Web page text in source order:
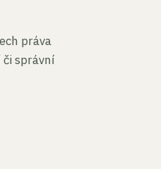
práva
správní